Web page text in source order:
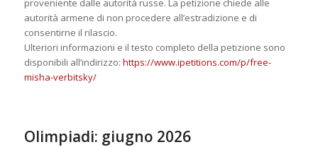
proveniente dalle autorità russe. La petizione chiede alle
autorità armene di non procedere all’estradizione e di
consentirne il rilascio.
Ulteriori informazioni e il testo completo della petizione sono
disponibili all’indirizzo: https://www.ipetitions.com/p/free-
misha-verbitsky/
Olimpiadi: giugno 2026